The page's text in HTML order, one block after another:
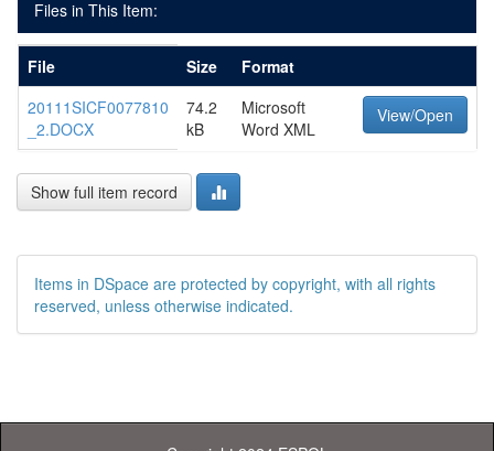
Files in This Item:
File Size
Format
20111SICF0077810
_2.DOCX
74.2
kB
Microsoft
Word XML
View/Open
Show full item record
Items in DSpace are protected by copyright, with all rights
reserved, unless otherwise indicated.